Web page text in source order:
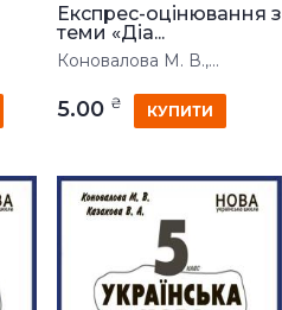
Експрес-оцінювання з
теми «Діа...
Коновалова М. В.,...
5.00 ₴ КУПИТИ